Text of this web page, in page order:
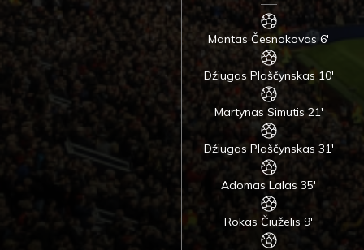
Mantas Česnokovas 6'
Džiugas Plaščynskas 10'
Martynas Simutis 21'
Džiugas Plaščynskas 31'
Adomas Lalas 35'
Rokas Čiuželis 9'